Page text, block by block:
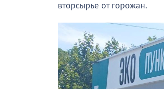
вторсырье от горожан.